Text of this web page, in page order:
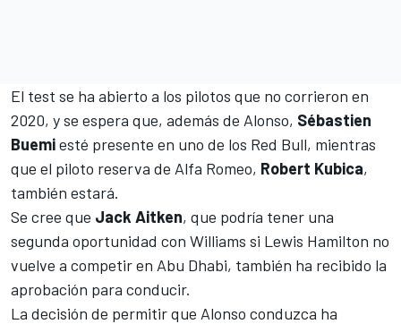
El test se ha abierto a los pilotos que no corrieron en
2020, y se espera que, además de Alonso, Sébastien
Buemiesté presente en uno de los Red Bull, mientras
que el piloto reserva de Alfa Romeo, Robert Kubica,
también estará.
Se cree que Jack Aitken, que podría tener una
segunda oportunidad con Williams si Lewis Hamilton no
vuelve a competir en Abu Dhabi, también ha recibido la
aprobación para conducir.
La decisión de permitir que Alonso conduzca ha